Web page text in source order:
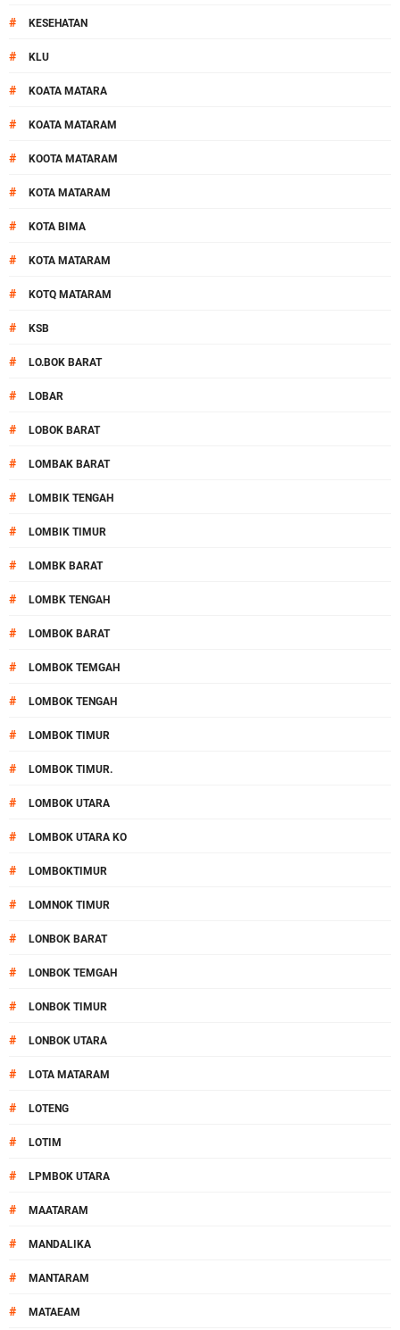
# KESEHATAN
# KLU
# KOATA MATARA
# KOATA MATARAM
# KOOTA MATARAM
# KOTA MATARAM
# KOTA BIMA
# KOTA MATARAM
# KOTQ MATARAM
# KSB
# LO.BOK BARAT
# LOBAR
# LOBOK BARAT
# LOMBAK BARAT
# LOMBIK TENGAH
# LOMBIK TIMUR
# LOMBK BARAT
# LOMBK TENGAH
# LOMBOK BARAT
# LOMBOK TEMGAH
# LOMBOK TENGAH
# LOMBOK TIMUR
# LOMBOK TIMUR.
# LOMBOK UTARA
# LOMBOK UTARA KO
# LOMBOKTIMUR
# LOMNOK TIMUR
# LONBOK BARAT
# LONBOK TEMGAH
# LONBOK TIMUR
# LONBOK UTARA
# LOTA MATARAM
# LOTENG
# LOTIM
# LPMBOK UTARA
# MAATARAM
# MANDALIKA
# MANTARAM
# MATAEAM